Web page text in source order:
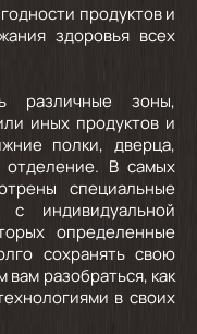
продуктов и
здоровья всех
различные зоны,
иных продуктов и
полки, дверца,
В самых
специальные
индивидуальной
определенные
сохранять свою
разобраться, как
в своих